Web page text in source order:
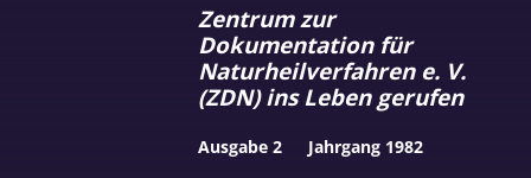
Zentrum zur
Dokumentation für
Naturheilverfahren e. V.
(ZDN) ins Leben gerufen
Ausgabe 2 Jahrgang 1982